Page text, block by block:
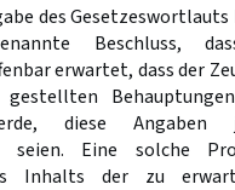
des Gesetzeswortlauts
Beschluss,
erwartet, dass der
diese Angaben
seien. Eine solche
Inhalts der zu